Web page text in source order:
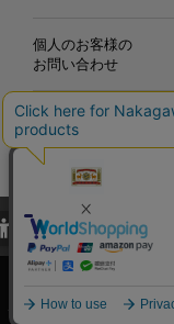
個人のお客様の
お問い合わせ
Copyright©2000-2026
Nakagawa Masashichi
当サイトでは、当サイ
び利便性向上のために
関しては「プライバシー
承諾する